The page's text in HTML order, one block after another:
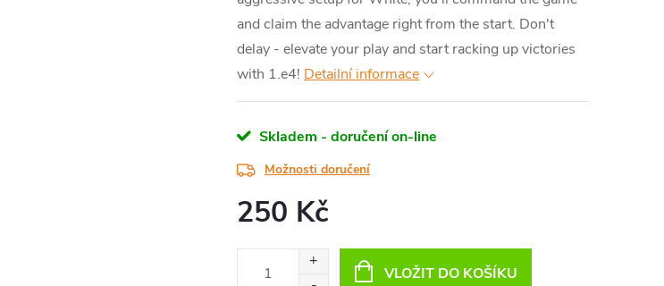
and claim the advantage right from the start. Don't
delay - elevate your play and start racking up victories
with 1.e4! Detailní informace
Skladem - doručení on-line
Možnosti doručení
250 Kč
VLOŽIT DO KOŠÍKU